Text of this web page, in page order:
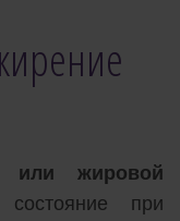
или жировой
при